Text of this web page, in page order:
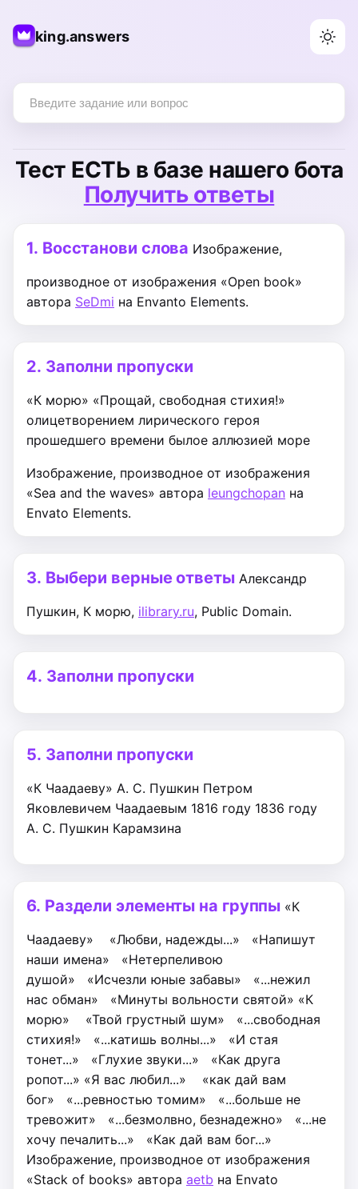
king.answers
Тест ЕСТЬ в базе нашего бота
Получить ответы
1. Восстанови слова Изображение,
производное от изображения «Open book»
автора SeDmi на Envanto Elements.
2. Заполни пропуски
«К морю» «Прощай, свободная стихия!»
олицетворением лирического героя
прошедшего времени былое аллюзией море
Изображение, производное от изображения
«Sea and the waves» автора leungchopan на
Envato Elements.
3. Выбери верные ответы Александр
Пушкин, К морю, ilibrary.ru, Public Domain.
4. Заполни пропуски
5. Заполни пропуски
«К Чаадаеву» А. С. Пушкин Петром
Яковлевичем Чаадаевым 1816 году 1836 году
А. С. Пушкин Карамзина
6. Раздели элементы на группы «К
Чаадаеву» «Любви, надежды...»
«Напишут
наши имена»
«Нетерпеливою
душой»
«Исчезли юные забавы»
«...нежил
нас обман»
«Минуты вольности святой» «К
морю»
«Твой грустный шум»
«...свободная
стихия!»
«...катишь волны...»
«И стая
тонет...»
«Глухие звуки...»
«Как друга
ропот...» «Я вас любил...»
«как дай вам
бог»
«...ревностью томим»
«...больше не
тревожит»
«...безмолвно, безнадежно»
«...не
хочу печалить...»
«Как дай вам бог...»
Изображение, производное от изображения
«Stack of books» автора aetb на Envato